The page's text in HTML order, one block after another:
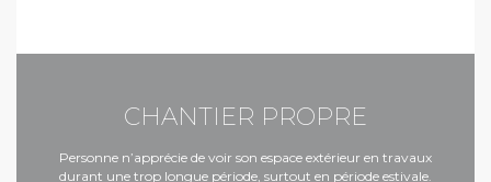
CHANTIER PROPRE
Personne n’apprécie de voir son espace extérieur en travaux
durant une trop longue période, surtout en période estivale.